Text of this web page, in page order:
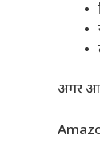
अगर